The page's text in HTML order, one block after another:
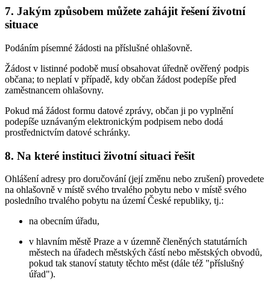
7. Jakým způsobem můžete zahájit řešení životní
situace
Podáním písemné žádosti na příslušné ohlašovně.
Žádost v listinné podobě musí obsahovat úředně ověřený podpis
občana; to neplatí v případě, kdy občan žádost podepíše před
zaměstnancem ohlašovny.
Pokud má žádost formu datové zprávy, občan ji po vyplnění
podepíše uznávaným elektronickým podpisem nebo dodá
prostřednictvím datové schránky.
8. Na které instituci životní situaci řešit
Ohlášení adresy pro doručování (její změnu nebo zrušení) provedete
na ohlašovně v místě svého trvalého pobytu nebo v místě svého
posledního trvalého pobytu na území České republiky, tj.:
na obecním úřadu,
v hlavním městě Praze a v územně členěných statutárních
městech na úřadech městských částí nebo městských obvodů,
pokud tak stanoví statuty těchto měst (dále též "příslušný
úřad").